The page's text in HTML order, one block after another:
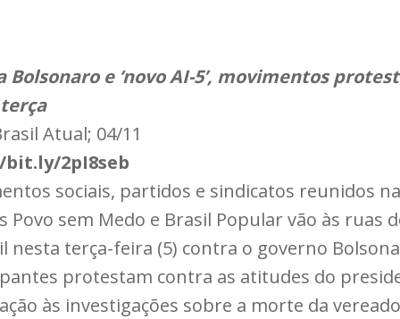
Bolsonaro e ‘novo AI-5’, movimentos
Atual; 04/11
2pI8seb
sociais, partidos e sindicatos reunidos
Povo sem Medo e Brasil Popular vão às ruas
nesta terça-feira (5) contra o governo
protestam contra as atitudes do
às investigações sobre a morte da